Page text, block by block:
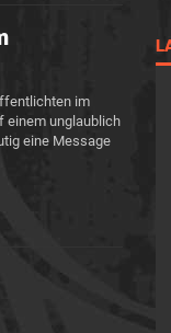
im
einem unglaublich
eine Message